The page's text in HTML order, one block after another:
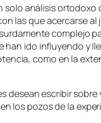
aná­li­sis
las que acer­car­se
com­ple­jo
han ido in­flu­yen­do y
co­mo en la
de­sean es­cri­bir
los po­zos de la